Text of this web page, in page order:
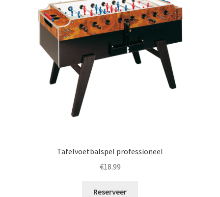
Tafelvoetbalspel professioneel
€18.99
Reserveer